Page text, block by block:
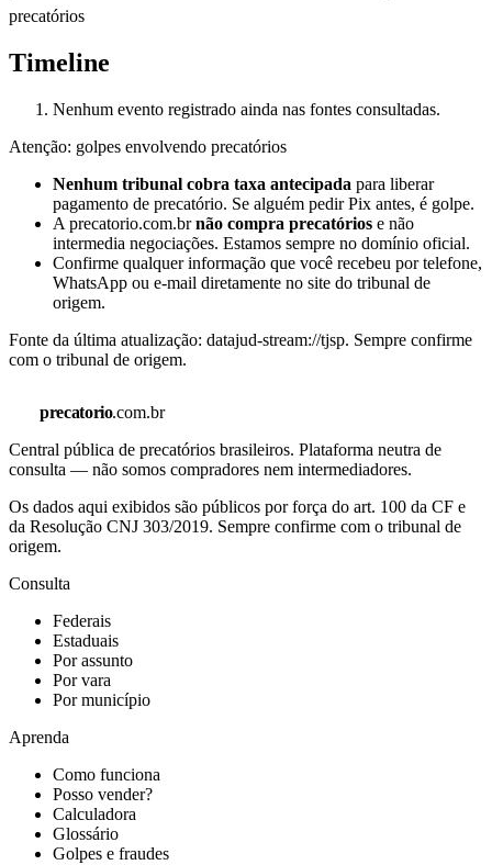
precatórios
Timeline
Nenhum evento registrado ainda nas fontes consultadas.
Atenção: golpes envolvendo precatórios
Nenhum tribunal cobra taxa antecipada para liberar
pagamento de precatório. Se alguém pedir Pix antes, é golpe.
A precatorio.com.brnão compra precatórios e não
intermedia negociações. Estamos sempre no domínio oficial.
Confirme qualquer informação que você recebeu por telefone,
WhatsApp ou e-mail diretamente no site do tribunal de
origem.
Fonte da última atualização: datajud-stream://tjsp. Sempre confirme
com o tribunal de origem.
precatorio.com.br
Central pública de precatórios brasileiros. Plataforma neutra de
consulta — não somos compradores nem intermediadores.
Os dados aqui exibidos são públicos por força do art. 100 da CF e
da Resolução CNJ 303/2019. Sempre confirme com o tribunal de
origem.
Consulta
Federais
Estaduais
Por assunto
Por vara
Por município
Aprenda
Como funciona
Posso vender?
Calculadora
Glossário
Golpes e fraudes